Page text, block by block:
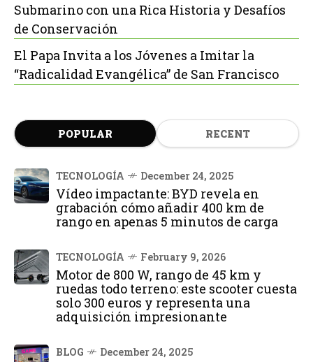
Submarino con una Rica Historia y Desafíos
de Conservación
El Papa Invita a los Jóvenes a Imitar la
“Radicalidad Evangélica” de San Francisco
POPULAR RECENT
TECNOLOGÍA December 24, 2025
Vídeo impactante: BYD revela en
grabación cómo añadir 400 km de
rango en apenas 5 minutos de carga
TECNOLOGÍA February 9, 2026
Motor de 800 W, rango de 45 km y
ruedas todo terreno: este scooter cuesta
solo 300 euros y representa una
adquisición impresionante
BLOG December 24, 2025